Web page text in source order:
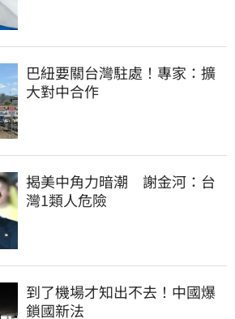
巴紐要關台灣駐處！專家：擴
大對中合作
揭美中角力暗潮　謝金河：台
灣1類人危險
到了機場才知出不去！中國爆
鎖國新法